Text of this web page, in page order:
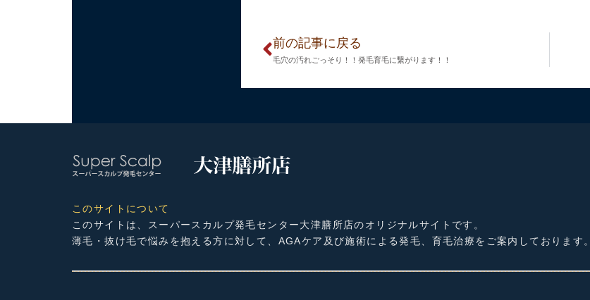
前の記事に戻る
毛穴の汚れごっそり！！発毛育毛に繋がります！！
このサイトについて
このサイトは、スーパースカルプ発毛センター大津膳所店のオリジナルサイトです。
薄毛・抜け毛で悩みを抱える方に対して、AGAケア及び施術による発毛、育毛治療をご案内しております。